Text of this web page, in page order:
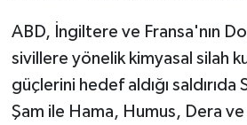
ABD, İngiltere ve Fransa'nın
sivillere yönelik kimyasal silah
güçlerini hedef aldığı
Şam ile Hama, Humus, Dera